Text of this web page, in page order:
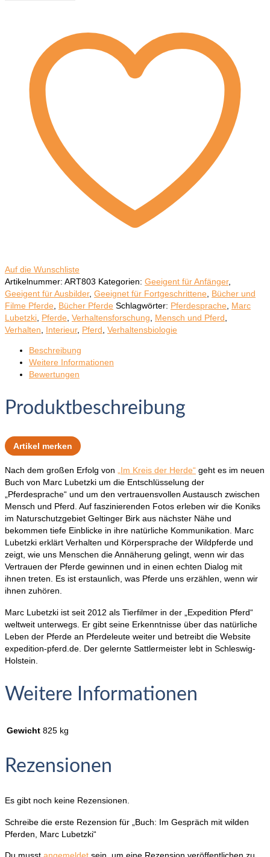
Gespräch
Lubetzki
Menge
Auf die Wunschliste
Artikelnummer: ART803 Kategorien: Geeigent für Anfänger,
Geeigent für Ausbilder, Geeignet für Fortgeschrittene Bücher und
Filme Pferde Bücher Pferde Schlagwörter: Pferdesprache Marc
Lubetzki Pferde Verhaltensforschung Mensch und Pferd
Verhalten
Interieur, Pferd Verhaltensbiologie
Beschreibung
Weitere Informationen
Bewertungen
Produktbeschreibung
Artikel merken
Nach dem großen Erfolg von „Im Kreis der Herde“ geht es im neuen
Buch von Marc Lubetzki um die Entschlüsselung der
„Pferdesprache“ und um den vertrauensvollen Austausch zwischen
Mensch und Pferd. Auf faszinierenden Fotos erleben wir die Koniks
im Naturschutzgebiet Geltinger Birk aus nächster Nähe und
bekommen tiefe Einblicke in ihre natürliche Kommunikation. Marc
Lubetzki erklärt Verhalten und Körpersprache der Wildpferde und
zeigt, wie uns Menschen die Annäherung gelingt, wenn wir das
Vertrauen der Pferde gewinnen und in einen echten Dialog mit
ihnen treten. Es ist erstaunlich, was Pferde uns erzählen, wenn wir
ihnen zuhören.
Marc Lubetzki ist seit 2012 als Tierfilmer in der „Expedition Pferd“
weltweit unterwegs. Er gibt seine Erkenntnisse über das natürliche
Leben der Pferde an Pferdeleute weiter und betreibt die Website
expedition-pferd.de. Der gelernte Sattlermeister lebt in Schleswig-
Holstein.
Weitere Informationen
Gewicht 825 kg
Rezensionen
Es gibt noch keine Rezensionen.
Schreibe die erste Rezension für „Buch: Im Gespräch mit wilden
Pferden, Marc Lubetzki“